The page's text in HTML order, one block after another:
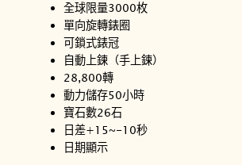
全球限量3000枚
單向旋轉錶圈
可鎖式錶冠
自動上鍊（手上鍊）
28,800轉
動力儲存50小時
寶石數26石
日差+15~-10秒
日期顯示